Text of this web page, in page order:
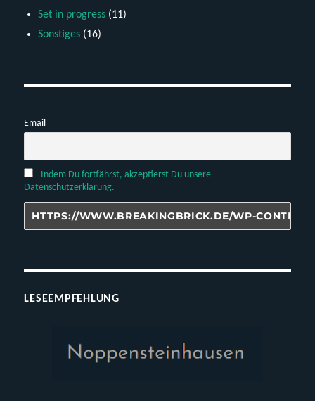
Set in progress (11)
Sonstiges (16)
Email
Indem Du fortfährst, akzeptierst Du unsere
Datenschutzerklärung.
LESEEMPFEHLUNG